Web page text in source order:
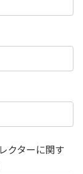
クターに関す